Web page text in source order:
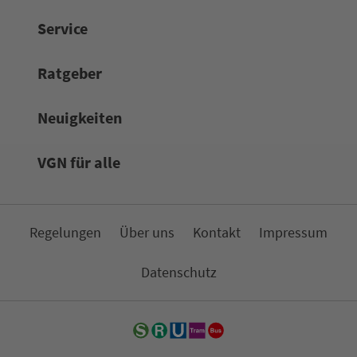
Service
Rat­ge­ber
Neuigkeiten
VGN für alle
Re­ge­lungen Über uns Kon­takt Impressum
Da­ten­schutz